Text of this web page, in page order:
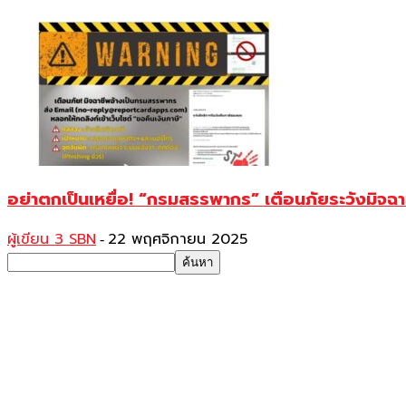
อย่าตกเป็นเหยื่อ! “กรมสรรพากร” เตือนภัยระวังมิจ
ผู้เขียน 3 SBN - 22 พฤศจิกายน 2025